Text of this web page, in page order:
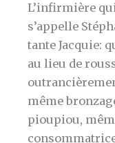
L’infirmière
s’appelle
tante Jacquie:
au lieu de
même
pioupiou,